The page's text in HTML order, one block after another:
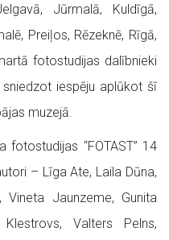
Jūrmalā, Kuldīgā,
Preiļos, Rēzeknē, Rīgā,
fotostudijas dalībnieki
iespēju aplūkot šī
muzejā.
fotostudijas “FOTAST” 14
– Līga Ate, Laila Dūna,
Vineta Jaunzeme, Gunita
Valters Pelns,